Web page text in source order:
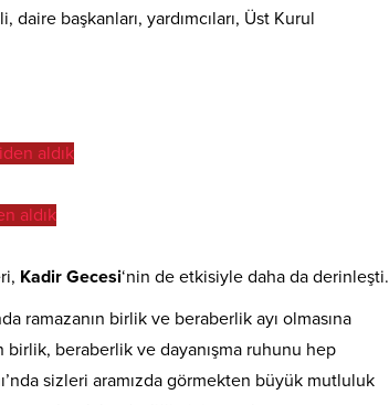
başkanları, yardımcıları, Üst Kurul
aldık
Kadir Gecesi‘nin de etkisiyle daha da derinleşti.
ramazanın birlik ve beraberlik ayı olmasına
birlik, beraberlik ve dayanışma ruhunu hep
sizleri aramızda görmekten büyük mutluluk